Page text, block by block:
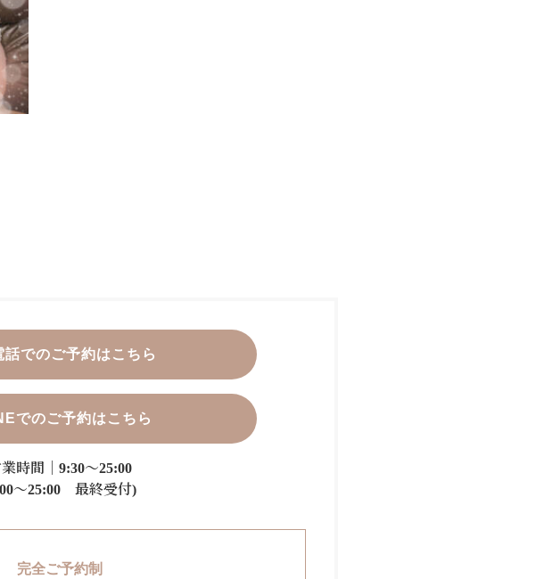
話でのご予約はこちら
でのご予約はこちら
時間｜9:30～25:00
～25:00 最終受付)
完全ご予約制